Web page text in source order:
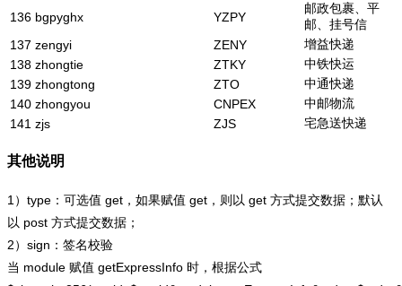
136 bgpyghx YZPY
邮政包裹、平
邮、挂号信
137 zengyi ZENY
增益快递
138 zhongtie ZTKY
中铁快运
139 zhongtong ZTO
中通快递
140 zhongyou CNPEX
中邮物流
141 zjs ZJS 宅急送快递
其他说明
1）type：可选值 get，如果赋值 get，则以 get 方式提交数据；默认
以 post 方式提交数据；
2）sign：签名校验
当 module 赋值 getExpressInfo 时，根据公式